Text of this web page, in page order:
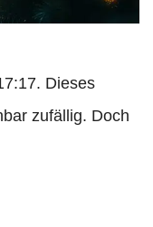
Dieses
zufällig. Doch